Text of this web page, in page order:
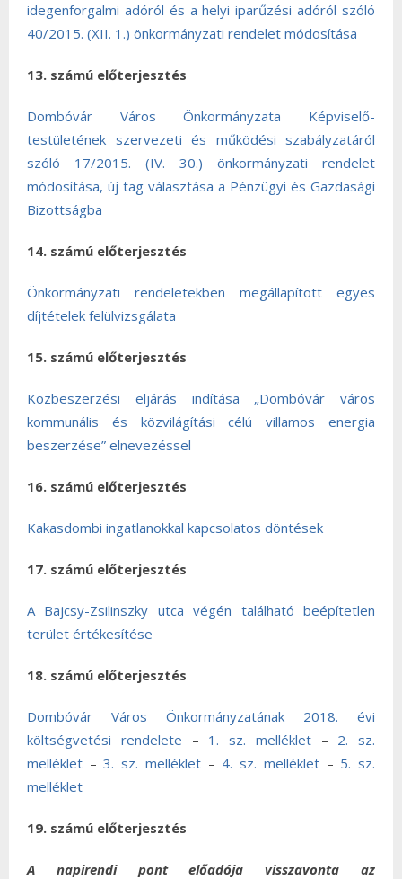
idegenforgalmi adóról és a helyi iparűzési adóról szóló
40/2015. (XII. 1.) önkormányzati rendelet módosítása
13. számú előterjesztés
Dombóvár Város Önkormányzata Képviselő-
testületének szervezeti és működési szabályzatáról
szóló 17/2015. (IV. 30.) önkormányzati rendelet
módosítása, új tag választása a Pénzügyi és Gazdasági
Bizottságba
14. számú előterjesztés
Önkormányzati rendeletekben megállapított egyes
díjtételek felülvizsgálata
15. számú előterjesztés
Közbeszerzési eljárás indítása „Dombóvár város
kommunális és közvilágítási célú villamos energia
beszerzése” elnevezéssel
16. számú előterjesztés
Kakasdombi ingatlanokkal kapcsolatos döntések
17. számú előterjesztés
A Bajcsy-Zsilinszky utca végén található beépítetlen
terület értékesítése
18. számú előterjesztés
Dombóvár Város Önkormányzatának 2018. évi
költségvetési rendelete – 1. sz. melléklet– 2. sz.
melléklet –3. sz. melléklet– 4. sz. melléklet– 5. sz.
melléklet
19. számú előterjesztés
A napirendi pont előadója visszavonta az